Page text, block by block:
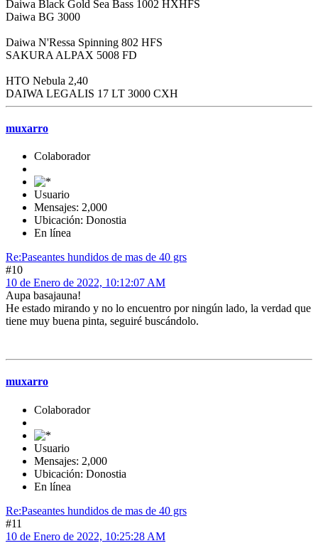
Daiwa Black Gold Sea Bass 1002 HXHFS
Daiwa BG 3000
Daiwa N'Ressa Spinning 802 HFS
SAKURA ALPAX 5008 FD
HTO Nebula 2,40
DAIWA LEGALIS 17 LT 3000 CXH
muxarro
Colaborador
Usuario
Mensajes: 2,000
Ubicación: Donostia
En línea
Re:Paseantes hundidos de mas de 40 grs
#10
10 de Enero de 2022, 10:12:07 AM
Aupa basajauna!
He estado mirando y no lo encuentro por ningún lado, la verdad que
tiene muy buena pinta, seguiré buscándolo.
muxarro
Colaborador
Usuario
Mensajes: 2,000
Ubicación: Donostia
En línea
Re:Paseantes hundidos de mas de 40 grs
#11
10 de Enero de 2022, 10:25:28 AM